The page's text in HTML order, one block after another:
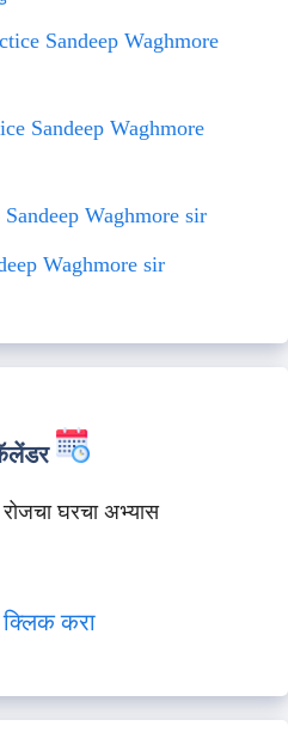
Sandeep Waghmore
Sandeep Waghmore
Waghmore sir
Waghmore sir
घरचा अभ्यास
करा